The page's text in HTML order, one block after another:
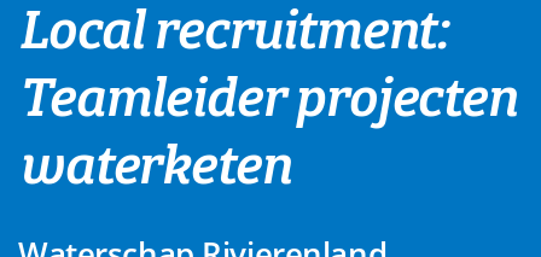
Local recruitment:
Teamleider projecten
waterketen